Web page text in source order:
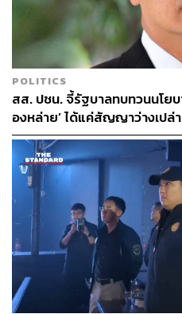
POLITICS
สส. ปชน. จี้รัฐบาลทบทวนนโย
องหล่าย’ ได้แค่สัญญาว่างเปล่า